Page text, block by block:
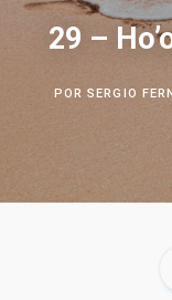
29 –
PORSERGIO